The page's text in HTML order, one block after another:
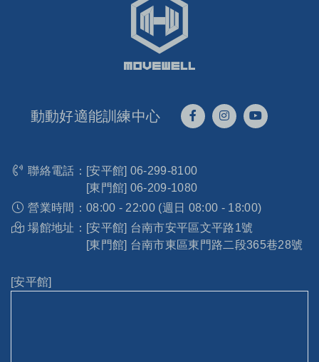
動動好適能訓練中心
聯絡電話： [安平館] 06-299-8100
[東門館] 06-209-1080
營業時間： 08:00 - 22:00 (週日 08:00 - 18:00)
場館地址： [安平館] 台南市安平區文平路1號
[東門館] 台南市東區東門路二段365巷28號
[安平館]